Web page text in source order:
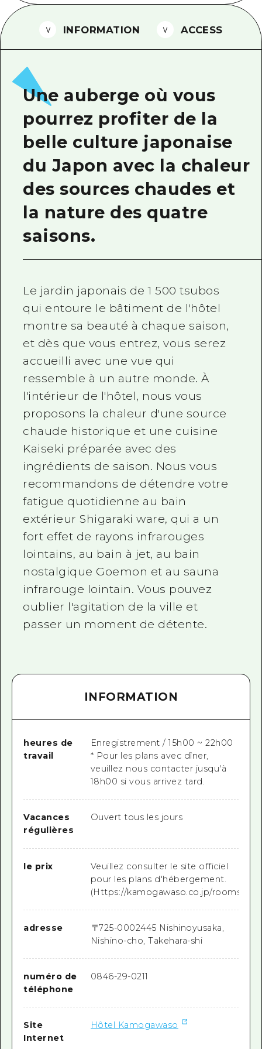
Téléchargement de Photos
Informations sur le transport en
Brochure touristique
INFORMATION ACCESS
Une auberge où vous
pourrez profiter de la
belle culture japonaise
du Japon avec la chaleur
des sources chaudes et
la nature des quatre
saisons.
Le jardin japonais de 1 500 tsubos
qui entoure le bâtiment de l'hôtel
montre sa beauté à chaque saison,
et dès que vous entrez, vous serez
accueilli avec une vue qui
ressemble à un autre monde. À
l'intérieur de l'hôtel, nous vous
proposons la chaleur d'une source
chaude historique et une cuisine
Kaiseki préparée avec des
ingrédients de saison. Nous vous
recommandons de détendre votre
fatigue quotidienne au bain
extérieur Shigaraki ware, qui a un
fort effet de rayons infrarouges
lointains, au bain à jet, au bain
nostalgique Goemon et au sauna
infrarouge lointain. Vous pouvez
oublier l'agitation de la ville et
passer un moment de détente.
INFORMATION
heures de
travail
Enregistrement / 15h00 ~ 22h00
* Pour les plans avec dîner,
veuillez nous contacter jusqu'à
18h00 si vous arrivez tard.
Vacances
régulières
Ouvert tous les jours
le prix
Veuillez consulter le site officiel
pour les plans d'hébergement.
(Https://kamogawaso.co.jp/rooms/)
adresse 〒725-0002445 Nishinoyusaka,
Nishino-cho, Takehara-shi
numéro de
téléphone
0846-29-0211
Site
Internet
Hôtel Kamogawaso